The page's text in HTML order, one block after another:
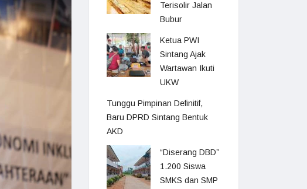
Terisolir Jalan
Bubur
Ketua PWI
Sintang Ajak
Wartawan Ikuti
UKW
Tunggu Pimpinan Definitif,
Baru DPRD Sintang Bentuk
AKD
“Diserang DBD”
1.200 Siswa
SMKS dan SMP